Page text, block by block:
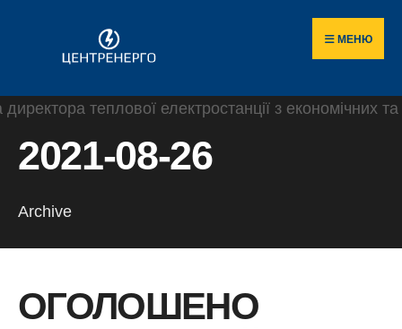
МЕНЮ
2021-08-26
Archive
ОГОЛОШЕНО
сайту